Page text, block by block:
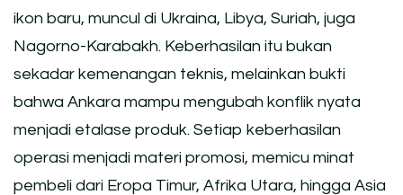
ikon baru, muncul di Ukraina, Libya, Suriah, juga
Nagorno-Karabakh. Keberhasilan itu bukan
sekadar kemenangan teknis, melainkan bukti
bahwa Ankara mampu mengubah konflik nyata
menjadi etalase produk. Setiap keberhasilan
operasi menjadi materi promosi, memicu minat
pembeli dari Eropa Timur, Afrika Utara, hingga Asia